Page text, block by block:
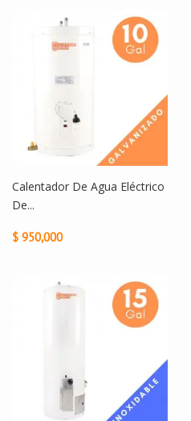
Calentador De Agua Eléctrico
De...
$ 950,000